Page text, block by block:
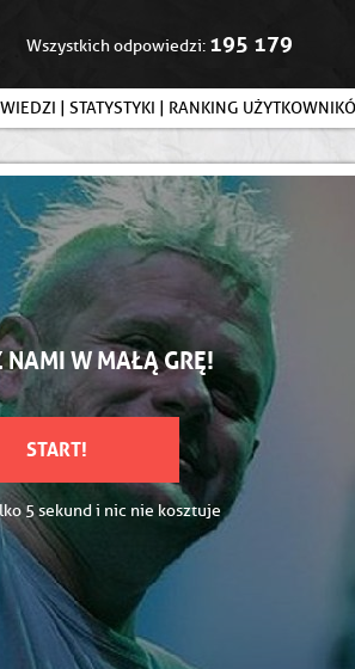
Wszystkich odpowiedzi: 195 179
| STATYSTYKI | RANKING
NAMI W MAŁĄ GRĘ!
START!
5 sekund i nic nie kosztuje